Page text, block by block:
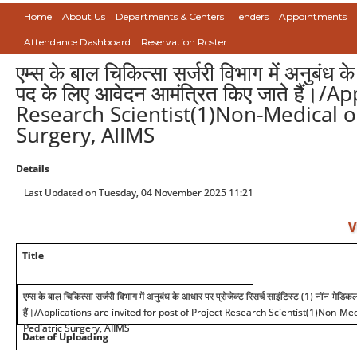
Home About Us Departments & Centers Tenders Appointments
Attendance Dashboard Reservation Roster
एम्स के बाल चिकित्सा सर्जरी विभाग में अनुबंध
पद के लिए आवेदन आमंत्रित किए जाते
Research Scientist(1)Non-
Surgery, AIIMS
Details
Last Updated on Tuesday, 04 November 2025 11:21
Title
एम्स के बाल चिकित्सा सर्जरी विभाग में अनुबंध के आधार पर प्रोजेक्ट रिसर्च साइंटिस्ट (1) नॉन-
हैं।/Applications are invited for post of Project Research Scientist(1)Non-
Pediatric Surgery, AIIMS
Date of Uploading